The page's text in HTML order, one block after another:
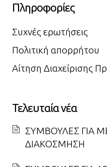
Πληροφορίες
Συχνές ερωτήσεις
Πολιτική απορρήτου
Αίτηση Διαχείρισης
Τελευταία νέα
ΣΥΜΒΟΥΛΕΣ ΓΙΑ
ΔΙΑΚΟΣΜΗΣΗ